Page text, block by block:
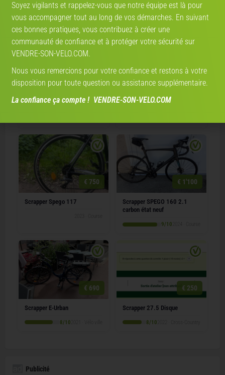
Annonces qui pourraient vous intéresser
€ 1'200
VTTAE SCRAPPER EXC 2.9
€ 720
Scrapper E-City 2.0
€ 750
Scrapper Spego 117
€ 1'100
Scrapper SPEGO 160 2.1
carbon état neuf
9/10
€ 690
Scrapper E-Urban
8/10
€ 250
Scrapper 27.5 Disque
8/10
Publicité
Soyez vigilants et rappelez-vous que notre équipe est là pour
vous accompagner tout au long de vos démarches. En suivant
ces bonnes pratiques, vous contribuez à créer une
communauté de confiance et à protéger votre sécurité sur
VENDRE-SON-VELO.COM.
Nous vous remercions pour votre confiance et restons à votre
disposition pour toute question ou assistance supplémentaire.
La confiance ça compte ! VENDRE-SON-VELO.COM